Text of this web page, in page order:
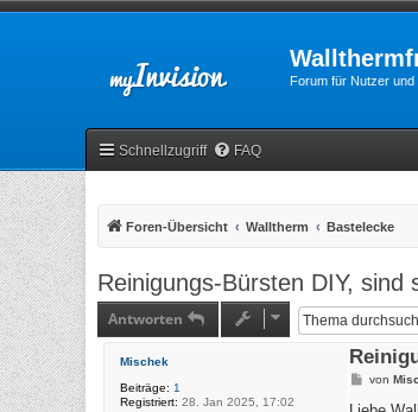
Forum für Nutzer
Schnellzugriff FAQ
Foren-Übersicht Walltherm Bastelecke
Reinigungs-Bürsten DIY, sind
Antworten
Mischek
Beiträge: 1
Registriert: 28. Jan 2025, 17:02
B
i
von